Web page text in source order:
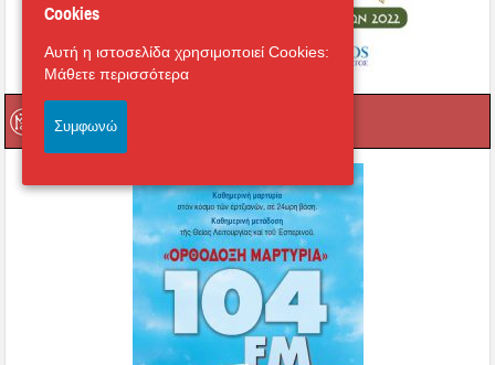
Cookies
Αυτή η ιστοσελίδα χρησιμοποιεί Cookies:
Μάθετε περισσότερα
Συμφωνώ